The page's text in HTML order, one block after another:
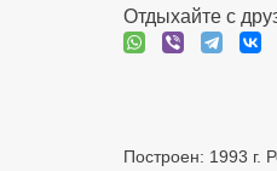
Отдыхайте с
Построен: 1993 г.